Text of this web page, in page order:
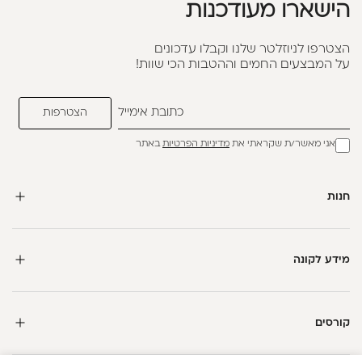
הישארו מעודכנות
הצטרפו לניוזלטר שלנו וקבלו עדכונים
על המבצעים החמים וההטבות הכי שוות!
אני מאשר/ת שקראתי את מדיניות הפרטיותבאתר
חנות
מידע לקונה
קורסים